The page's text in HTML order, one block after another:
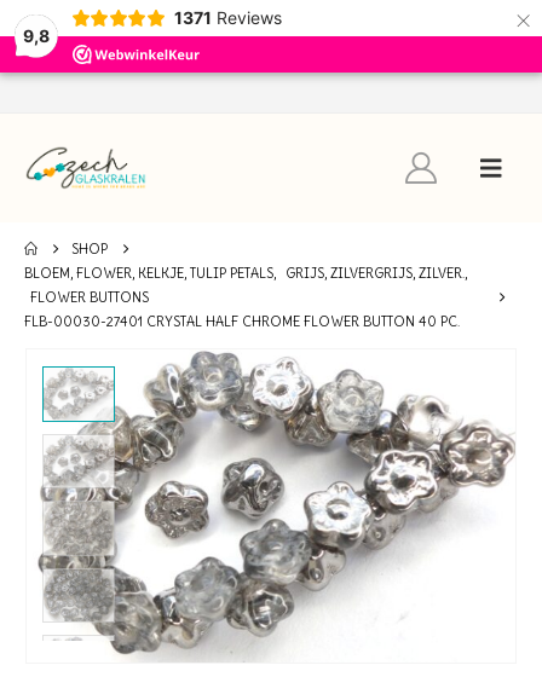
9,8
1371 Reviews ×
SHOP
BLOEM, FLOWER, KELKJE, TULIP PETALS, GRIJS, ZILVERGRIJS, ZILVER.,
FLOWER BUTTONS
FLB-00030-27401 CRYSTAL HALF CHROME FLOWER BUTTON 40 PC.